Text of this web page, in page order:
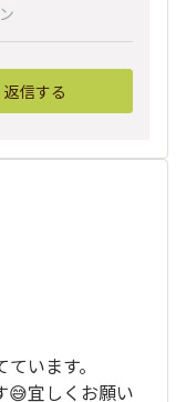
返信する
います。
😅宜しくお願い